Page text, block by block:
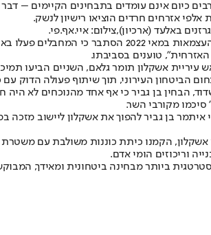
כיום אינם עומדים בתבחינים הקיימים –
אזרחים חרדים הוציאו רישיון לנשק.
באלעד (ארכיון),צילום: איי.אף.פי.
בשיחות שהתקיימו בנושא ציינו בסביבתו של בן גביר
טוענים בסביבתו.
עיריית אשקלון תומר גלאם, השניים הביעו
העירוני, תוך שיתוף פעולה הדוק עם
הבחין בן גביר כי אף אחד מהנוכחים לא
סיכמו מקורבי השר.
איתמר בן גביר להפוך את אשקלון ליישוב
הקמנו כיתת כוננות משולבת עם
וריכוזים הומי אדם.
ביותר מבחינה ביטחונית ומאידך,